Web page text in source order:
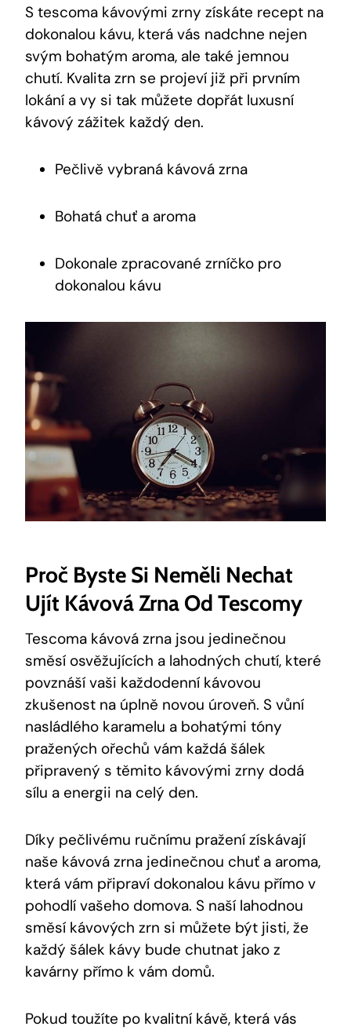
S tescoma kávovými zrny získáte recept na
dokonalou kávu, která vás nadchne nejen
svým bohatým aroma, ale také jemnou
chutí. Kvalita zrn se projeví již při prvním
lokání a vy si tak můžete dopřát luxusní
kávový zážitek každý den.
Pečlivě vybraná kávová zrna
Bohatá chuť a aroma
Dokonale zpracované zrníčko pro
dokonalou kávu
Proč Byste Si Neměli Nechat
Ujít Kávová Zrna Od Tescomy
Tescoma kávová zrna jsou jedinečnou
směsí osvěžujících a lahodných chutí, které
povznáší vaši každodenní kávovou
zkušenost na úplně novou úroveň. S vůní
nasládlého karamelu a bohatými tóny
pražených ořechů vám každá šálek
připravený s těmito kávovými zrny dodá
sílu a energii na celý den.
Díky pečlivému ručnímu pražení získávají
naše kávová zrna jedinečnou chuť a aroma,
která vám připraví dokonalou kávu přímo v
pohodlí vašeho domova. S naší lahodnou
směsí kávových zrn si můžete být jisti, že
každý šálek kávy bude chutnat jako z
kavárny přímo k vám domů.
Pokud toužíte po kvalitní kávě, která vás